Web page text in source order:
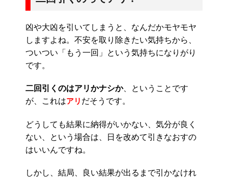
凶や大凶を引いてしまうと、なんだかモヤモヤ
しますよね。不安を取り除きたい気持ちから、
ついつい「もう一回」という気持ちになりがり
です。
二回引くのはアリかナシか、ということです
が、これはアリ だそうです。
どうしても結果に納得がいかない、気分が良く
ない、という場合は、日を改めて引きなおすの
はいいんですね。
しかし、結局、良い結果が出るまで引かなけれ